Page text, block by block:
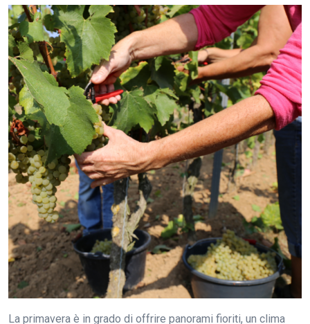
La primavera è in grado di offrire panorami fioriti, un clima